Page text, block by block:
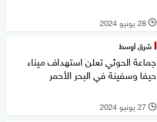
l 28 يونيو 2024
شرق أوسط
جماعة الحوثي تعلن استهداف ميناء
حيفا وسفينة في البحر الأحمر
l 27 يونيو 2024